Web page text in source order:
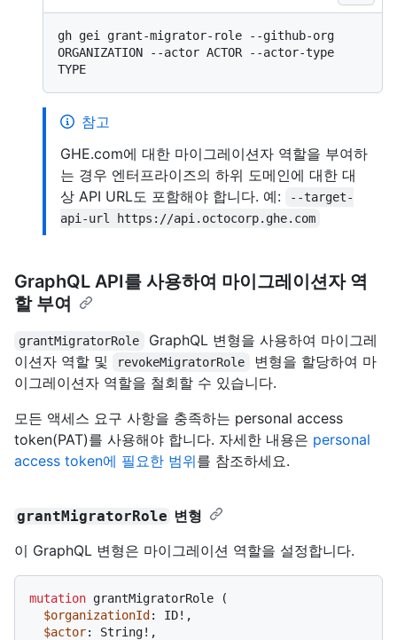
gh gei grant-migrator-role --github-org
ORGANIZATION --actor ACTOR --actor-type
참고
GHE.com에 대한 마이그레이션자 역할을 부여하
는 경우 엔터프라이즈의 하위 도메인에 대한 대
상 API URL도 포함해야 합니다. 예:
--target-
api-url https://api.octocorp.ghe.com
GraphQL API를 사용하여 마이그레이션자 역
할 부여
grantMigratorRole
GraphQL 변형을 사용하여 마이그레
이션자 역할 및
revokeMigratorRole
변형을 할당하여 마
이그레이션자 역할을 철회할 수 있습니다.
모든 액세스 요구 사항을 충족하는 personal access
token(PAT)를 사용해야 합니다. 자세한 내용은 personal
access token에 필요한 범위를 참조하세요.
grantMigratorRole 변형
이 GraphQL 변형은 마이그레이션 역할을 설정합니다.
mutation grantMigratorRole
(
$organizationId : ID! ,
$actor: String! ,